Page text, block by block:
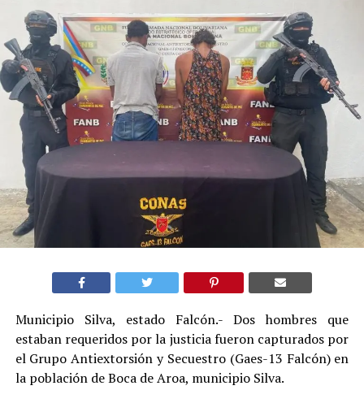
Municipio Silva, estado Falcón.- Dos hombres que
estaban requeridos por la justicia fueron capturados por
el Grupo Antiextorsión y Secuestro (Gaes-13 Falcón) en
la población de Boca de Aroa, municipio Silva.